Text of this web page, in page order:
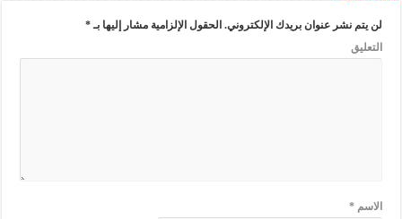
لن يتم نشر عنوان بريدك الإلكتروني. الحقول الإلزامية مشار إليها بـ*
التعليق
الاسم*